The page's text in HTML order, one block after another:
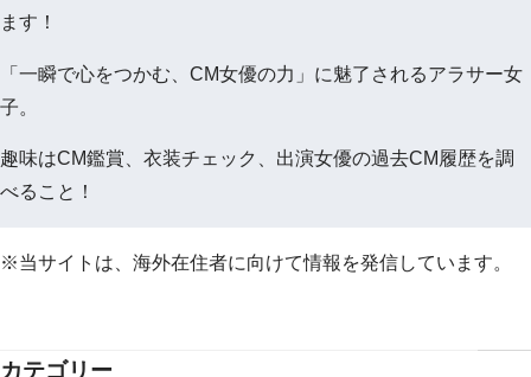
ます！
「一瞬で心をつかむ、CM女優の力」に魅了されるアラサー女
子。
趣味はCM鑑賞、衣装チェック、出演女優の過去CM履歴を調
べること！
※当サイトは、海外在住者に向けて情報を発信しています。
カテゴリー